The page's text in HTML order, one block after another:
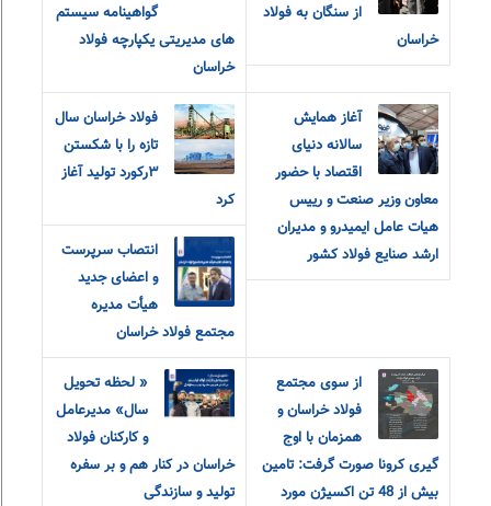
از سنگان به فولاد
خراسان
گواهینامه سیستم
های مدیریتی یکپارچه فولاد
خراسان
آغاز همایش
سالانه دنیای
اقتصاد با حضور
معاون وزیر صنعت و رییس
هیات عامل ایمیدرو و مدیران
ارشد صنایع فولاد کشور
فولاد خراسان سال
تازه را با شکستن
۳رکورد تولید آغاز
کرد
انتصاب سرپرست
و اعضای جدید
هیأت مدیره
مجتمع فولاد خراسان
از سوی مجتمع
فولاد خراسان و
همزمان با اوج
گیری کرونا صورت گرفت: تامین
بیش از 48 تن اکسیژن مورد
« لحظه تحویل
سال» مدیرعامل
و‌ کارکنان فولاد
خراسان در کنار هم و بر سفره
تولید و سازندگی